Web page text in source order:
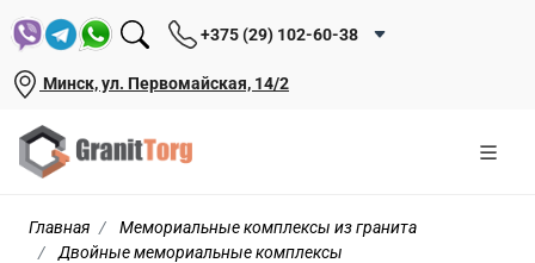
+375 (29) 102-60-38
Минск, ул. Первомайская, 14/2
Главная
Мемориальные комплексы из гранита
Двойные мемориальные комплексы